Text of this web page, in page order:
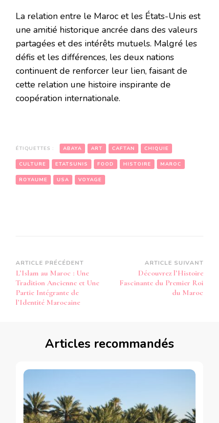
La relation entre le Maroc et les États-Unis est
une amitié historique ancrée dans des valeurs
partagées et des intérêts mutuels. Malgré les
défis et les différences, les deux nations
continuent de renforcer leur lien, faisant de
cette relation une histoire inspirante de
coopération internationale.
ÉTIQUETTES : ABAYA ART CAFTAN CHIQUIE
CULTURE ETATSUNIS FOOD HISTOIRE MAROC
ROYAUME USA VOYAGE
Navigation
d’article
ARTICLE PRÉCÉDENT
L’Islam au Maroc : Une
Tradition Ancienne et Une
Partie Intégrante de
l’Identité Marocaine
ARTICLE SUIVANT
Découvrez l’Histoire
Fascinante du Premier Roi
du Maroc
Articles recommandés